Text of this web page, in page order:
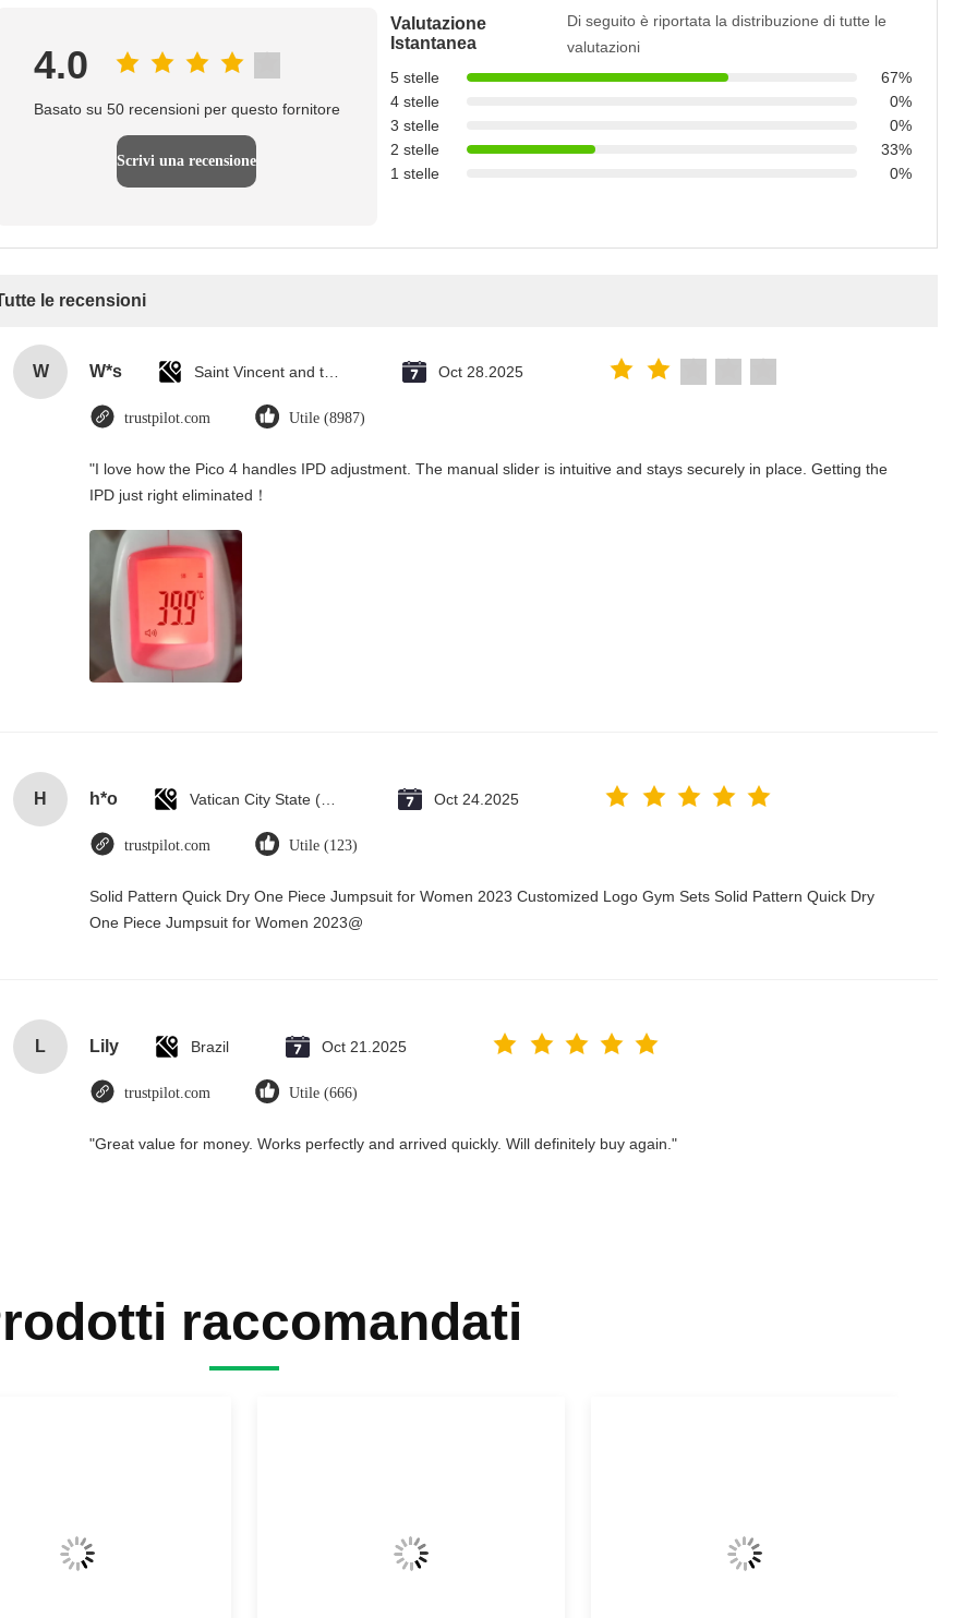
4.0
Basato su 50 recensioni per questo fornitore
Scrivi una recensione
Valutazione
Istantanea
Di seguito è riportata la distribuzione di tutte le
valutazioni
5 stelle
67%
4 stelle
0%
3 stelle
0%
2 stelle
33%
1 stelle
0%
le recensioni
W W*s Oct 28.2025
trustpilot.com Utile (8987)
"I love how the Pico 4 handles IPD adjustment. The manual slider is intuitive and stays securely in place. Getting the
IPD just right eliminated！
H h*o Oct 24.2025
trustpilot.com Utile (123)
Solid Pattern Quick Dry One Piece Jumpsuit for Women 2023 Customized Logo Gym Sets Solid Pattern Quick Dry
One Piece Jumpsuit for Women 2023@
L Lily Brazil Oct 21.2025
trustpilot.com Utile (666)
"Great value for money. Works perfectly and arrived quickly. Will definitely buy again."
raccomandati